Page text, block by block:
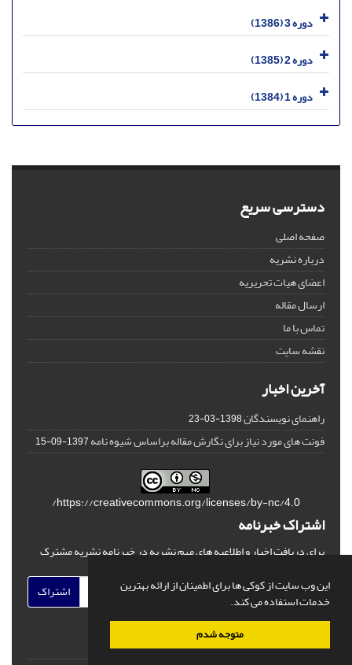
این وب سایت از کوکی ها برای اطمینان از ارائه بهترین
خدمات استفاده می کند.
متوجه شدم
دوره 3 (1386)
دوره 2 (1385)
دوره 1 (1384)
دسترسی سریع
صفحه اصلی
درباره نشریه
اعضای هیات تحریریه
ارسال مقاله
تماس با ما
نقشه سایت
آخرین اخبار
راهنمای نویسندگان1398-03-23
فونت های مورد نیاز برای نگارش مقاله براساس شیوه نامه1397-09-15
https://creativecommons.org/licenses/by-nc/4.0/
اشتراک خبرنامه
برای دریافت اخبار و اطلاعیه های مهم نشریه در خبرنامه نشریه مشترک
اشتراک